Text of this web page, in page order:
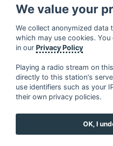
MUSIC
français ⋅ english ⋅ deutsch
ελληνικά
⋅ norsk ⋅ suomi
We value your
We collect anonymized data
which may use cookies.
in our Privacy Policy
Playing a radio stream on
directly to this station's
use identifiers such as your
their own privacy policies.
OK, I